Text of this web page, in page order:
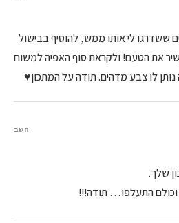
ששדרגו לי אותו ממש, להוסיף בבישול
את הטעם! ולקראת סוף האפיה למשוח
לו צבע מדהים. תודה על המתכון♥
שלך.
התעלפו… תודה!!!
השב